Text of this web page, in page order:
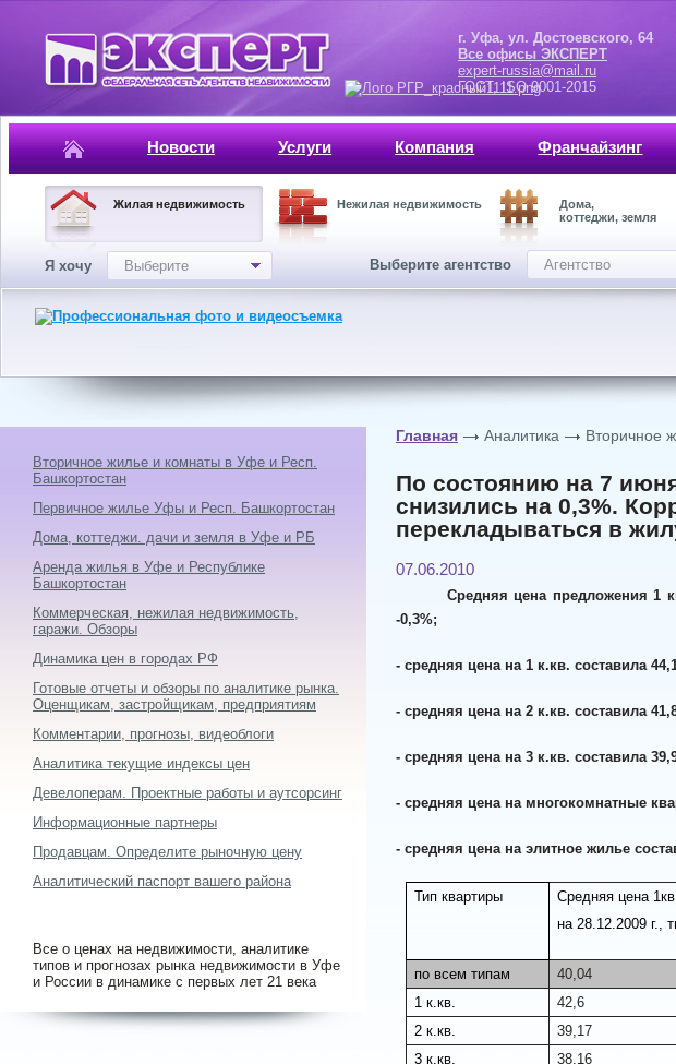
г. Уфа, ул. Достоевского, 64
Все офисы ЭКСПЕРТ
expert-russia@mail.ru
ГОСТ, ISO 9001-2015
Новости Услуги Компания Франчайзинг
Жилая недвижимость Нежилая недвижимость
Дома,
коттеджи, земля
Я хочу Выберите Выберите агентство Агентство
Главная Аналитика Вторичное
По состоянию на 7
снизились на 0,3%.
перекладываться в
07.06.2010
Средняя цена предложения 1
-0,3%;
- средняя цена на 1 к.кв. составила
- средняя цена на 2 к.кв. составила
- средняя цена на 3 к.кв. составила
- средняя цена на многокомнатные
- средняя цена на элитное жилье
Тип квартиры
Средняя цена
на 28.12.2009 г.,
по всем типам 40,04
1 к.кв.
42,6
2 к.кв.
39,17
3 к.кв.
38,16
Вторичное жилье и комнаты в Уфе и Респ.
Башкортостан
Первичное жилье Уфы и Респ. Башкортостан
Дома, коттеджи. дачи и земля в Уфе и РБ
Аренда жилья в Уфе и Республике
Башкортостан
Коммерческая, нежилая недвижимость,
гаражи. Обзоры
Динамика цен в городах РФ
Готовые отчеты и обзоры по аналитике рынка.
Оценщикам, застройщикам, предприятиям
Комментарии, прогнозы, видеоблоги
Аналитика текущие индексы цен
Девелоперам. Проектные работы и аутсорсинг
Информационные партнеры
Продавцам. Определите рыночную цену
Аналитический паспорт вашего района
Все о ценах на недвижимости, аналитике
типов и прогнозах рынка недвижимости в Уфе
и России в динамике с первых лет 21 века